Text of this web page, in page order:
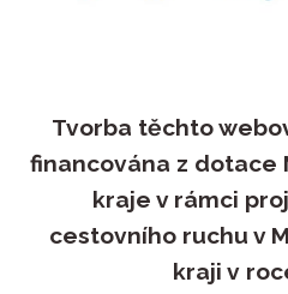
Tvorba těchto
financována z dotace
kraje v rámci
cestovního ruchu v
kraji v